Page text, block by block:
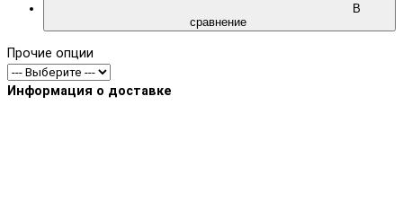
В
сравнение
Прочие опции
Информация о доставке